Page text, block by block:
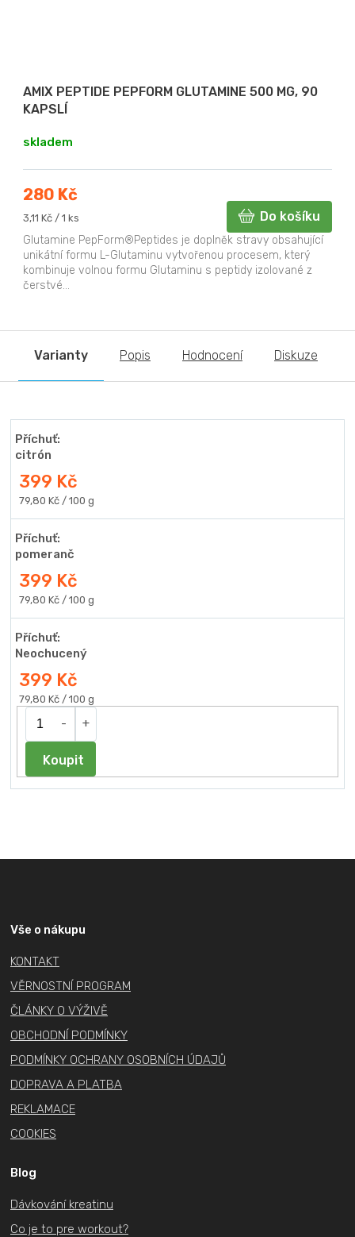
AMIX PEPTIDE PEPFORM GLUTAMINE 500 MG, 90
KAPSLÍ
skladem
280 Kč
Měrná
3,11 Kč / 1 ks Do košíku
Glutamine PepForm®Peptides je doplněk stravy obsahující
unikátní formu L-Glutaminu vytvořenou procesem, který
kombinuje volnou formu Glutaminu s peptidy izolované z
čerstvé...
Varianty Popis Hodnocení Diskuze
Příchuť:
citrón
399 Kč
Měrná
79,80 Kč / 100 g
Příchuť:
pomeranč
399 Kč
Měrná
79,80 Kč / 100 g
Příchuť:
Neochucený
399 Kč
Měrná
cena:
79,80 Kč / 100 g
Do košíku
Vše o nákupu
KONTAKT
VĚRNOSTNÍ PROGRAM
ČLÁNKY O VÝŽIVĚ
OBCHODNÍ PODMÍNKY
PODMÍNKY OCHRANY OSOBNÍCH ÚDAJŮ
DOPRAVA A PLATBA
REKLAMACE
COOKIES
Blog
Dávkování kreatinu
Co je to pre workout?